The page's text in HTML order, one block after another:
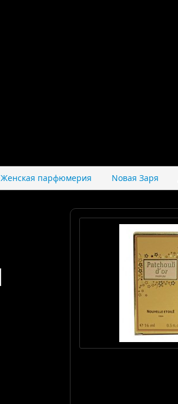
Женская парфюмерия Nовая Заря